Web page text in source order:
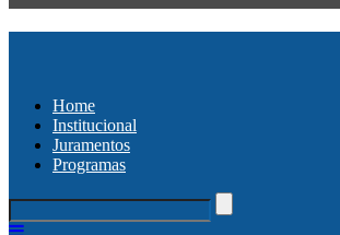
Home
Institucional
Juramentos
Programas